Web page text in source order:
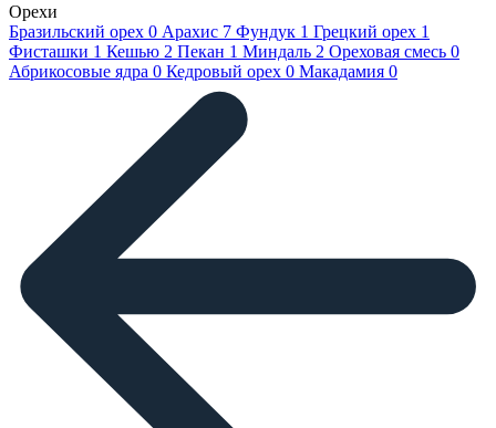
Орехи
Бразильский орех 0 Арахис 7 Фундук 1 Грецкий орех 1
Фисташки 1 Кешью 2 Пекан 1 Миндаль 2 Ореховая смесь 0
Абрикосовые ядра 0 Кедровый орех 0 Макадамия 0